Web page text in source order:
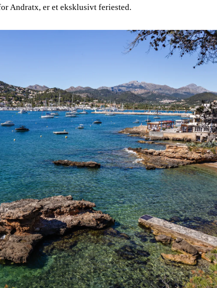
Andratx, er et eksklusivt feriested.